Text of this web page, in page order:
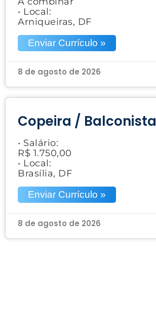
• Local:
Arniqueiras, DF
Enviar Currículo »
8 de agosto de 2026
Copeira / Balconista
• Salário:
R$ 1.750,00
• Local:
Brasília, DF
Enviar Currículo »
8 de agosto de 2026